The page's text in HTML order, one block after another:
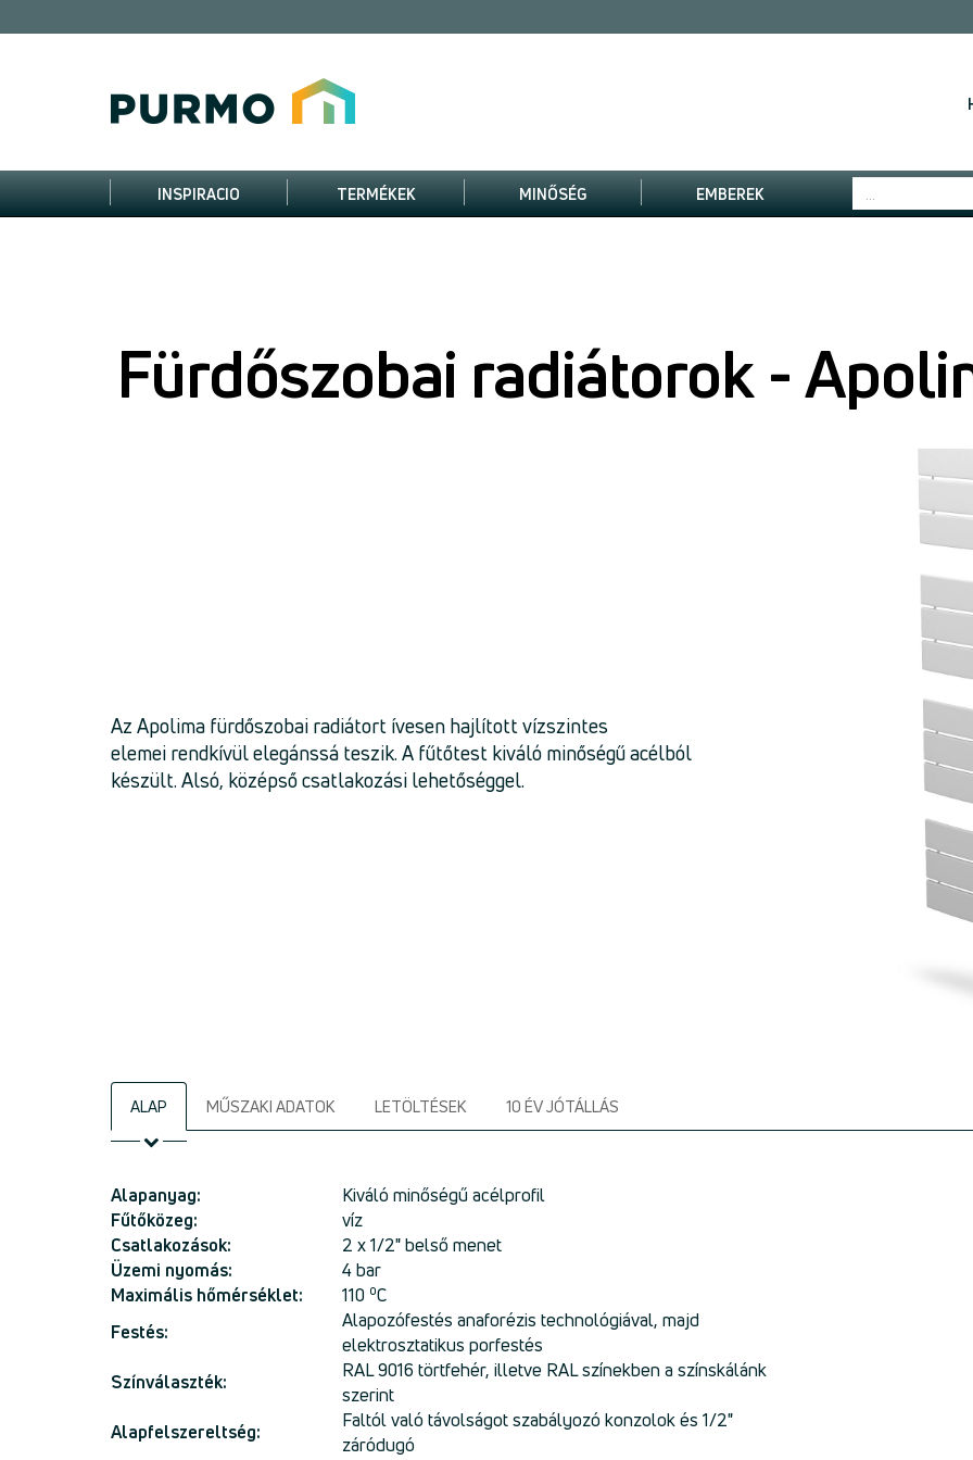
INSPIRACIO TERMÉKEK MINŐSÉG EMBEREK
Fürdőszobai radiátorok -
Az Apolima fürdőszobai radiátort ívesen hajlított vízszintes
elemei rendkívül elegánssá teszik. A fűtőtest kiváló minőségű acélból
készült. Alsó, középső csatlakozási lehetőséggel.
ALAP MŰSZAKI ADATOK LETÖLTÉSEK 10 ÉV JÓTÁLLÁS
Alapanyag:
Kiváló minőségű acélprofil
Fűtőközeg:
víz
Csatlakozások:
2 x 1/2" belső menet
Üzemi nyomás:
4 bar
Maximális hőmérséklet:
110 oC
Festés:
Alapozófestés anaforézis technológiával, majd
elektrosztatikus porfestés
Színválaszték:
RAL 9016 törtfehér, illetve RAL színekben a színskálánk
szerint
Alapfelszereltség:
Faltól való távolságot szabályozó konzolok és 1/2"
záródugó